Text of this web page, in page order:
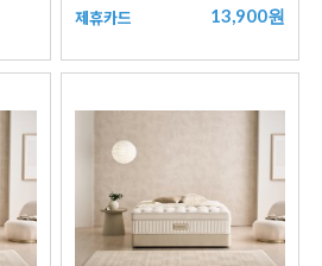
제휴카드 13,900원